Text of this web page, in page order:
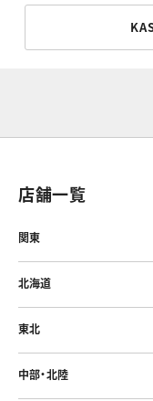
店舗一覧
関東
北海道
東北
中部・北陸